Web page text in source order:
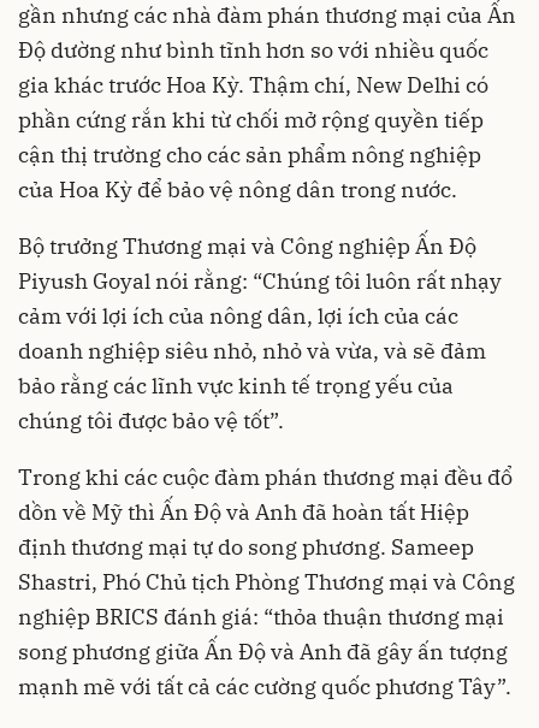
gần nhưng các nhà đàm phán thương mại của Ấn
Độ dường như bình tĩnh hơn so với nhiều quốc
gia khác trước Hoa Kỳ. Thậm chí, New Delhi có
phần cứng rắn khi từ chối mở rộng quyền tiếp
cận thị trường cho các sản phẩm nông nghiệp
của Hoa Kỳ để bảo vệ nông dân trong nước.
Bộ trưởng Thương mại và Công nghiệp Ấn Độ
Piyush Goyal nói rằng: “Chúng tôi luôn rất nhạy
cảm với lợi ích của nông dân, lợi ích của các
doanh nghiệp siêu nhỏ, nhỏ và vừa, và sẽ đảm
bảo rằng các lĩnh vực kinh tế trọng yếu của
chúng tôi được bảo vệ tốt”.
Trong khi các cuộc đàm phán thương mại đều đổ
dồn về Mỹ thì Ấn Độ và Anh đã hoàn tất Hiệp
định thương mại tự do song phương. Sameep
Shastri, Phó Chủ tịch Phòng Thương mại và Công
nghiệp BRICS đánh giá: “thỏa thuận thương mại
song phương giữa Ấn Độ và Anh đã gây ấn tượng
mạnh mẽ với tất cả các cường quốc phương Tây”.